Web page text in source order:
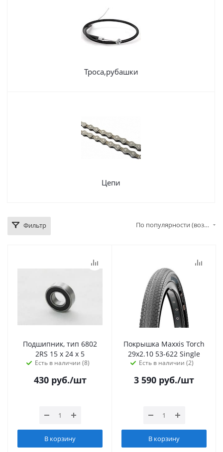
Троса,рубашки
Цепи
Фильтр По популярности (возрастание)
Подшипник, тип 6802
2RS 15 х 24 х 5
Есть в наличии (8)
430руб./шт
В корзину
Покрышка Maxxis Torch
29x2.10 53-622 Single
Есть в наличии (2)
3 590 руб./шт
В корзину